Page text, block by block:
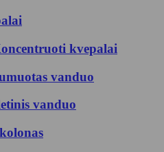
kvepalai
vanduo
vanduo